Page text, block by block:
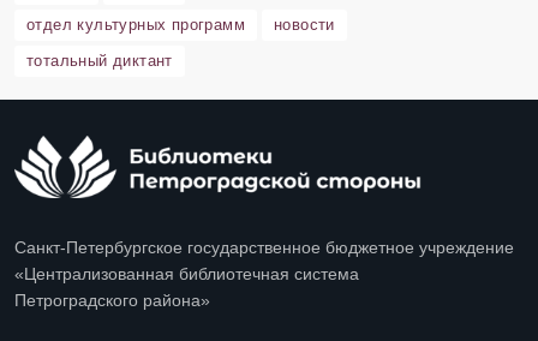
отдел культурных программ
новости
тотальный диктант
Санкт-Петербургское государственное бюджетное учреждение
«Централизованная библиотечная система
Петроградского района»